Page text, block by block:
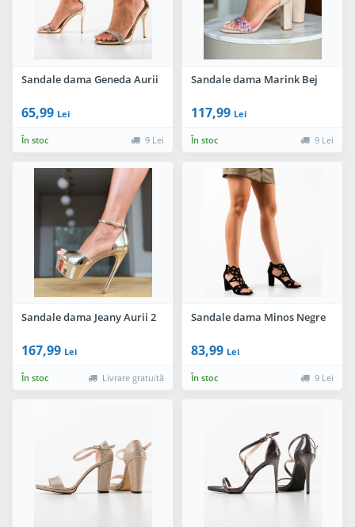
Sandale dama Geneda Aurii
65,99 Lei
În stoc 9 Lei
Sandale dama Marink Bej
117,99 Lei
În stoc 9 Lei
Sandale dama Jeany Aurii 2
167,99 Lei
În stoc Livrare gratuită
Sandale dama Minos Negre
83,99 Lei
În stoc 9 Lei